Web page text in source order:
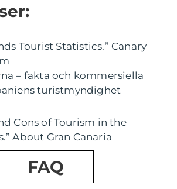
Tourist Statistics.” Canary
– fakta och kommersiella
turistmyndighet
Cons of Tourism in the
About Gran Canaria
FAQ